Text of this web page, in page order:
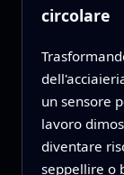
circolare
un sensore
lavoro
diventare
seppellire o